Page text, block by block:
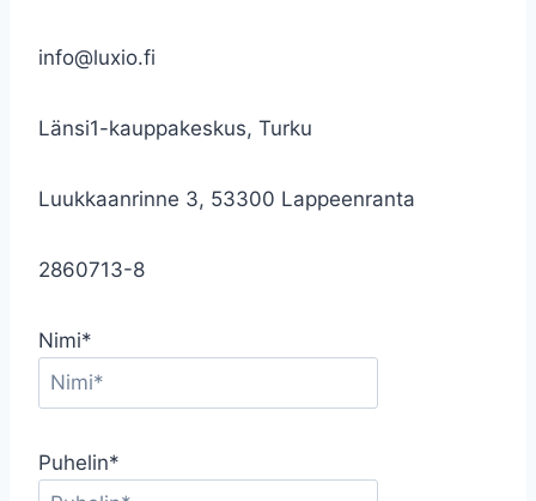
info@luxio.fi
Länsi1-kauppakeskus, Turku
Luukkaanrinne 3, 53300 Lappeenranta
2860713-8
Nimi*
Puhelin*